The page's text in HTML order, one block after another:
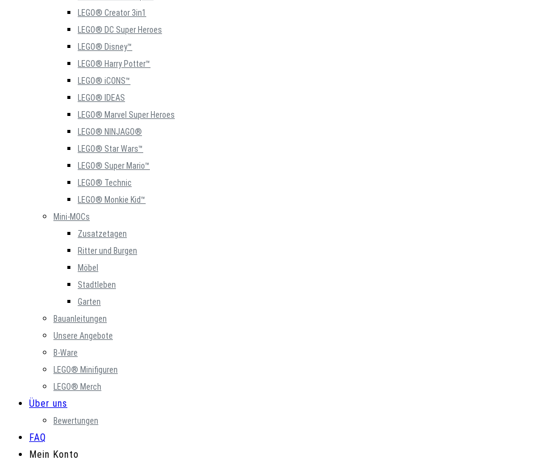
LEGO® Creator 3in1
LEGO® DC Super Heroes
LEGO® Disney™
LEGO® Harry Potter™
LEGO® iCONS™
LEGO® IDEAS
LEGO® Marvel Super Heroes
LEGO® NINJAGO®
LEGO® Star Wars™
LEGO® Super Mario™
LEGO® Technic
LEGO® Monkie Kid™
Mini-MOCs
Zusatzetagen
Ritter und Burgen
Möbel
Stadtleben
Garten
Bauanleitungen
Unsere Angebote
B-Ware
LEGO® Minifiguren
LEGO® Merch
Über uns
Bewertungen
FAQ
Mein Konto